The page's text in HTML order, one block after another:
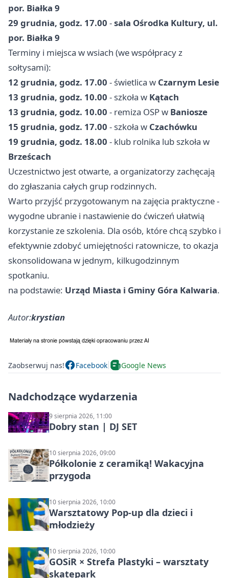
por. Białka 9
29 grudnia, godz. 17.00 -sala Ośrodka Kultury, ul.
por. Białka 9
Terminy i miejsca w wsiach (we współpracy z
sołtysami):
12 grudnia, godz. 17.00 - świetlica w Czarnym Lesie
13 grudnia, godz. 10.00 - szkoła w Kątach
13 grudnia, godz. 10.00 - remiza OSP w Baniosze
15 grudnia, godz. 17.00 - szkoła w Czachówku
19 grudnia, godz. 18.00 - klub rolnika lub szkoła w
Brześcach
Uczestnictwo jest otwarte, a organizatorzy zachęcają
do zgłaszania całych grup rodzinnych.
Warto przyjść przygotowanym na zajęcia praktyczne -
wygodne ubranie i nastawienie do ćwiczeń ułatwią
korzystanie ze szkolenia. Dla osób, które chcą szybko i
efektywnie zdobyć umiejętności ratownicze, to okazja
skonsolidowana w jednym, kilkugodzinnym
spotkaniu.
na podstawie: Urząd Miasta i Gminy Góra Kalwaria.
Autor:krystian
Zaobserwuj nas! Facebook Google News
Nadchodzące wydarzenia
9 sierpnia 2026, 11:00
Dobry stan | DJ SET
10 sierpnia 2026, 09:00
Półkolonie z ceramiką! Wakacyjna
przygoda
10 sierpnia 2026, 10:00
Warsztatowy Pop-up dla dzieci i
młodzieży
10 sierpnia 2026, 10:00
GOSiR × Strefa Plastyki – warsztaty
skatepark